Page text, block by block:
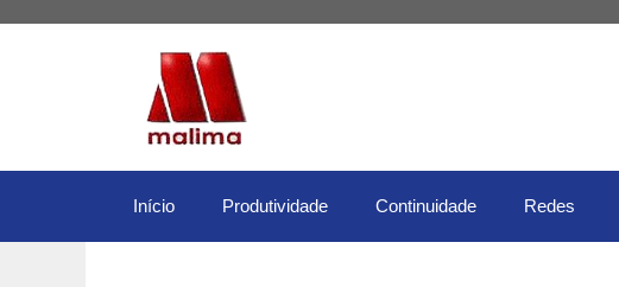
Início Produtividade Continuidade Redes